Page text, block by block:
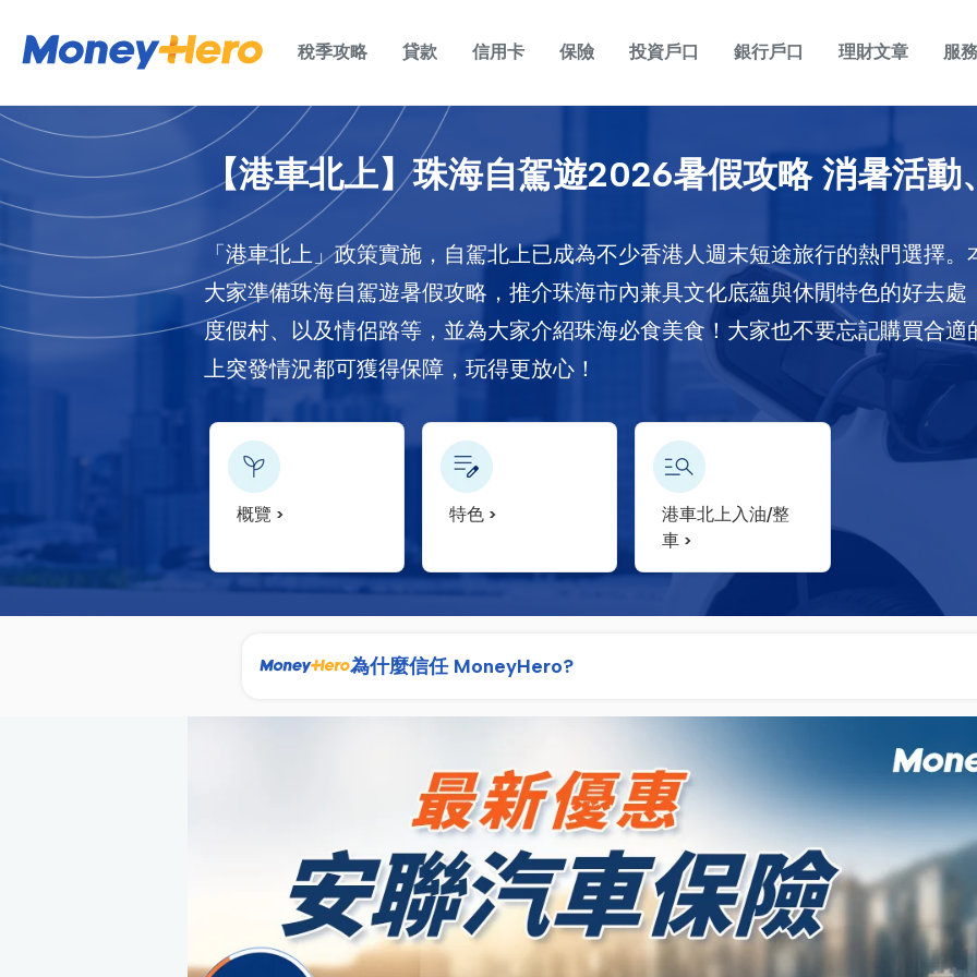
稅季攻略 貸款 信用卡 保險 投資戶口 銀行戶口 理財文章 服
【港車北上】珠海自駕遊2026暑假攻略 消暑活
「港車北上」政策實施，自駕北上已成為不少香港人週末短途旅行的熱門選擇
大家準備珠海自駕遊暑假攻略，推介珠海市內兼具文化底蘊與休閒特色的好去
度假村、以及情侶路等，並為大家介紹珠海必食美食！大家也不要忘記購買合
上突發情況都可獲得保障，玩得更放心！
概覽 特色
港車北上入油/整
車
為什麼信任 MoneyHero?